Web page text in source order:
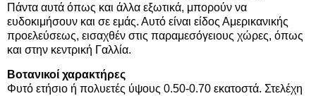
Πάντα αυτά όπως και άλλα εξωτικά, μπορούν να
ευδοκιμήσουν και σε εμάς. Αυτό είναι είδος Αμερικανικής
προελεύσεως, εισαχθέν στις παραμεσόγειους χώρες, όπως
και στην κεντρική Γαλλία.
Βοτανικοί χαρακτήρες
Φυτό ετήσιο ή πολυετές ύψους 0.50-0.70 εκατοστά. Στελέχη